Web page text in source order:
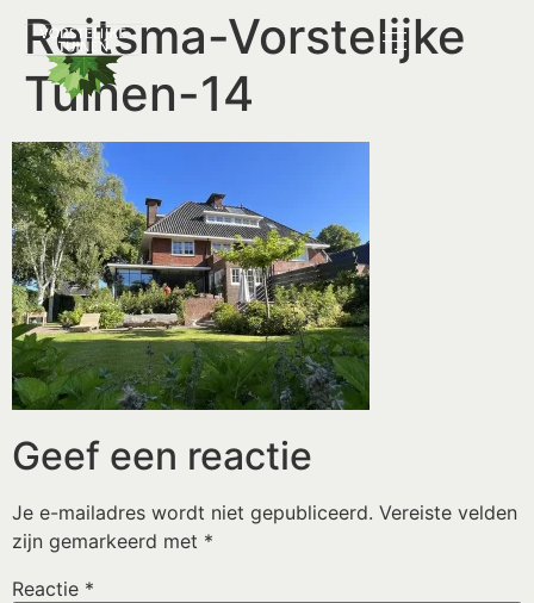
Reitsma-Vorstelijke
Tuinen-14
Geef een reactie
Je e-mailadres wordt niet gepubliceerd. Vereiste velden
zijn gemarkeerd met *
Reactie *